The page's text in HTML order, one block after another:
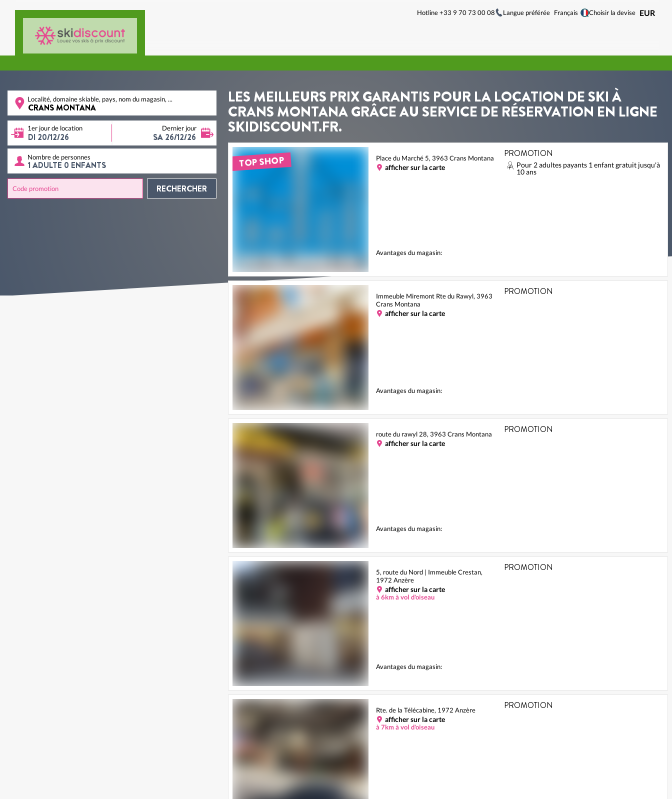
Hotline +33 9 70 73 00 08 Langue préférée Français Choisir la devise EUR
Localité, domaine skiable, pays, nom du magasin, ...
1er jour de location Dernier jour
Nombre de personnes
Code promotion RECHERCHER
LES MEILLEURS PRIX GARANTIS POUR LA LOCATION DE SKI À
CRANS MONTANA GRÂCE AU SERVICE DE RÉSERVATION EN LIGNE
SKIDISCOUNT.FR.
TOP SHOP Place du Marché 5, 3963 Crans Montana
afficher sur la carte
Avantages du magasin:
PROMOTION
Pour 2 adultes payants 1 enfant gratuit jusqu'à
10 ans
Immeuble Miremont Rte du Rawyl, 3963
Crans Montana
afficher sur la carte
Avantages du magasin:
PROMOTION
route du rawyl 28, 3963 Crans Montana
afficher sur la carte
Avantages du magasin:
PROMOTION
5, route du Nord | Immeuble Crestan,
1972 Anzère
afficher sur la carte
à 6km à vol d'oiseau
Avantages du magasin:
PROMOTION
Rte. de la Télécabine, 1972 Anzère
afficher sur la carte
à 7km à vol d'oiseau
PROMOTION